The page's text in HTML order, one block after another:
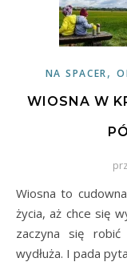
NA SPACER,
WIOSNA W
Wiosna to
życia, aż chce się
zaczyna się
wydłuża. I pada